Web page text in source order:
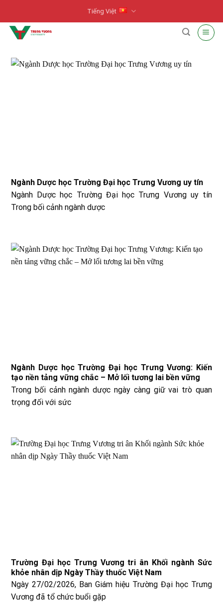
content
Tiếng Việt
Ngành Dược học Trường Đại học Trưng Vương uy tín
Ngành Dược học Trường Đại học Trưng Vương uy tín
Trong bối cảnh ngành dược
Ngành Dược học Trường Đại học Trưng Vương: Kiến
tạo nền tảng vững chắc – Mở lối tương lai bền vững
Trong bối cảnh ngành dược ngày càng giữ vai trò quan
trọng đối với sức
Trường Đại học Trưng Vương tri ân Khối ngành Sức
khỏe nhân dịp Ngày Thầy thuốc Việt Nam
Ngày 27/02/2026, Ban Giám hiệu Trường Đại học Trưng
Vương đã tổ chức buổi gặp